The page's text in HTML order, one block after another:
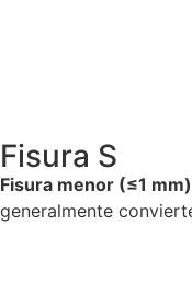
Fisura S
Fisura menor (≤1 mm)
generalmente